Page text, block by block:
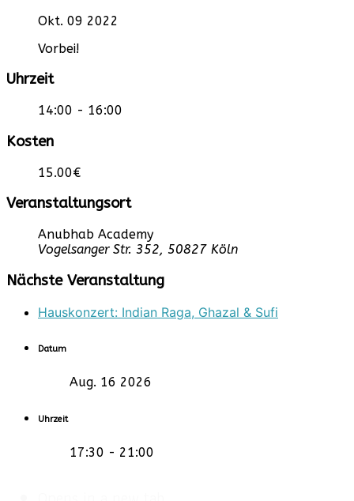
Okt. 09 2022
Vorbei!
Uhrzeit
14:00 - 16:00
Kosten
15.00€
Veranstaltungsort
Anubhab Academy
Vogelsanger Str. 352, 50827 Köln
Nächste Veranstaltung
Hauskonzert: Indian Raga, Ghazal & Sufi
Datum
Aug. 16 2026
Uhrzeit
17:30 - 21:00